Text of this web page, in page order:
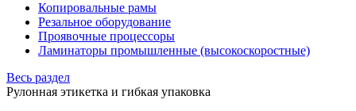
Копировальные рамы
Резальное оборудование
Проявочные процессоры
Ламинаторы промышленные (высокоскоростные)
Весь раздел
Рулонная этикетка и гибкая упаковка